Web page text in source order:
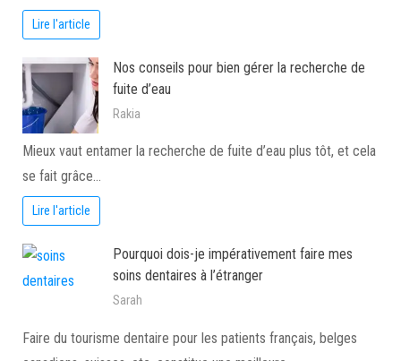
Lire l'article
Nos conseils pour bien gérer la recherche de
fuite d’eau
Rakia
Mieux vaut entamer la recherche de fuite d’eau plus tôt, et cela
se fait grâce…
Lire l'article
Pourquoi dois-je impérativement faire mes
soins dentaires à l’étranger
Sarah
Faire du tourisme dentaire pour les patients français, belges